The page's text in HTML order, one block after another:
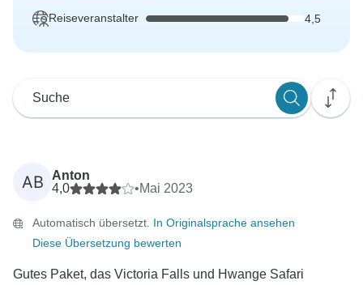
Reiseveranstalter 4,5
AB
Anton
4,0
•Mai 2023
Automatisch übersetzt. In Originalsprache ansehen
Diese Übersetzung bewerten
Gutes Paket, das Victoria Falls und Hwange Safari